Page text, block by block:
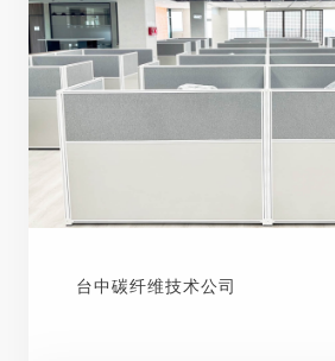
台中碳纤维技术公司